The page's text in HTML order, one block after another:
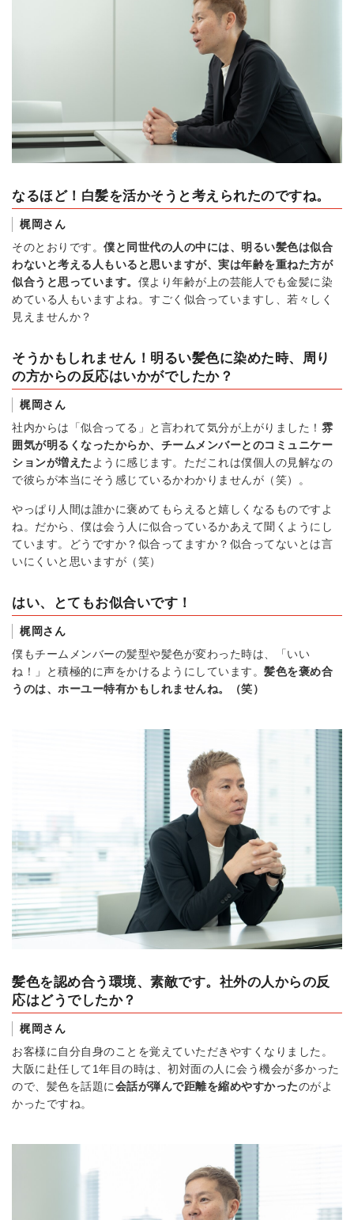
なるほど！白髪を活かそうと考えられたのですね。
梶岡さん
そのとおりです。 僕と同世代の人の中には、明るい髪色は似合
わないと考える人もいると思いますが、実は年齢を重ねた方が
似合うと思っています。 僕より年齢が上の芸能人でも金髪に染
めている人もいますよね。すごく似合っていますし、若々しく
見えませんか？
そうかもしれません！明るい髪色に染めた時、周り
の方からの反応はいかがでしたか？
梶岡さん
社内からは「似合ってる」と言われて気分が上がりました！ 雰
囲気が明るくなったからか、チームメンバーとのコミュニケー
ションが増えた ように感じます。ただこれは僕個人の見解なの
で彼らが本当にそう感じているかわかりませんが（笑）。
やっぱり人間は誰かに褒めてもらえると嬉しくなるものですよ
ね。だから、僕は会う人に似合っているかあえて聞くようにし
ています。どうですか？似合ってますか？似合ってないとは言
いにくいと思いますが（笑）
はい、とてもお似合いです！
梶岡さん
僕もチームメンバーの髪型や髪色が変わった時は、「いい
ね！」と積極的に声をかけるようにしています。 髪色を褒め合
うのは、ホーユー特有かもしれませんね。（笑）
髪色を認め合う環境、素敵です。社外の人からの反
応はどうでしたか？
梶岡さん
お客様に自分自身のことを覚えていただきやすくなりました。
大阪に赴任して1年目の時は、初対面の人に会う機会が多かった
ので、髪色を話題に会話が弾んで距離を縮めやすかったのがよ
かったですね。